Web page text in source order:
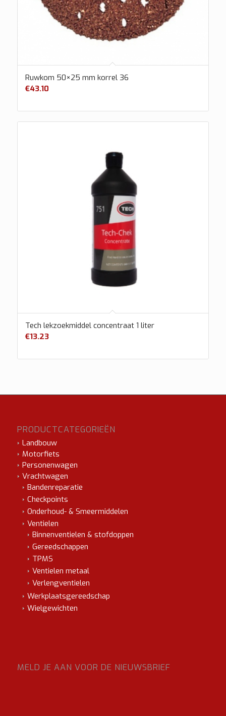
Ruwkom 50×25 mm korrel 36
€43.10
Tech lekzoekmiddel concentraat 1 liter
€13.23
PRODUCTCATEGORIEËN
Landbouw
Motorfiets
Personenwagen
Vrachtwagen
Bandenreparatie
Checkpoints
Onderhoud- & Smeermiddelen
Ventielen
Binnenventielen & stofdoppen
Gereedschappen
TPMS
Ventielen metaal
Verlengventielen
Werkplaatsgereedschap
Wielgewichten
MELD JE AAN VOOR DE NIEUWSBRIEF